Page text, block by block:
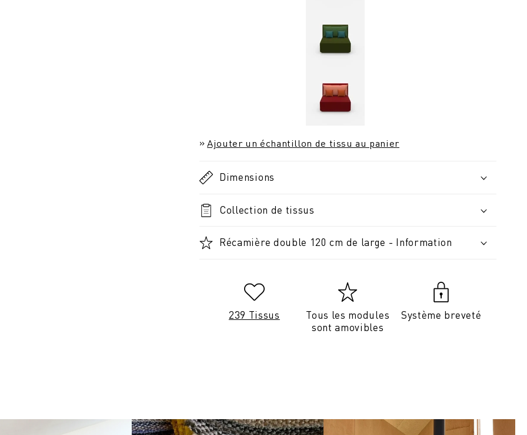
Ajouter un échantillon de tissu au panier
Dimensions
Collection de tissus
Récamière double 120 cm de large - Information
239 Tissus
Tous les modules
sont amovibles
Système breveté